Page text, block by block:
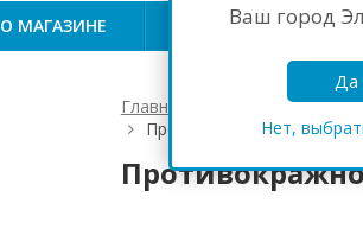
Ваш город
Да
Нет,
О МАГАЗИНЕ ОПЛАТА И
Главная Антикражные
Противокражное